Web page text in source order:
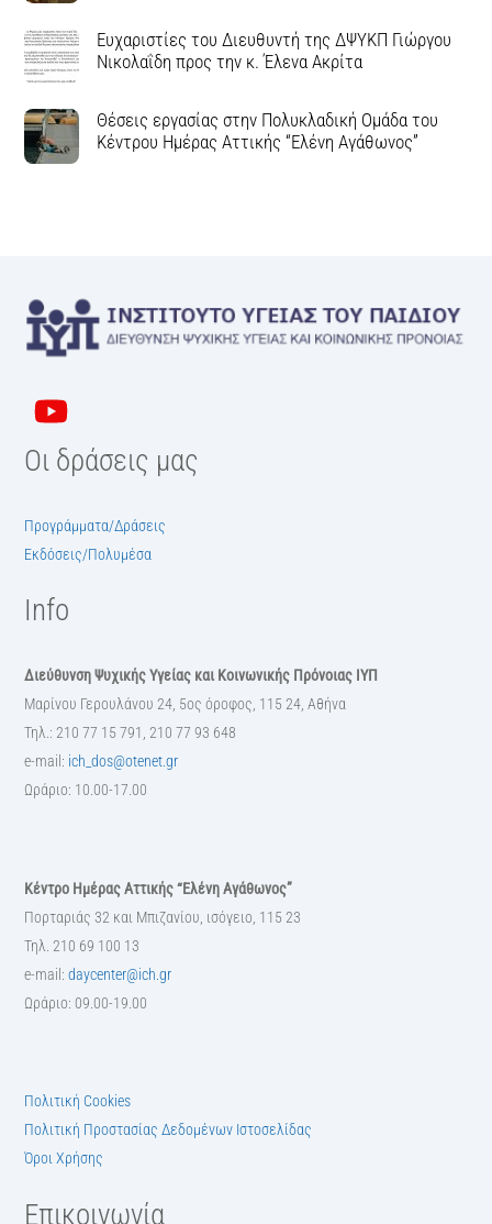
Ευχαριστίες του Διευθυντή της ΔΨΥΚΠ Γιώργου
Νικολαΐδη προς την κ. Έλενα Ακρίτα
Θέσεις εργασίας στην Πολυκλαδική Ομάδα του
Κέντρου Ημέρας Αττικής “Ελένη Αγάθωνος”
Οι δράσεις μας
Προγράμματα/Δράσεις
Εκδόσεις/Πολυμέσα
Info
Διεύθυνση Ψυχικής Υγείας και Κοινωνικής Πρόνοιας ΙΥΠ
Μαρίνου Γερουλάνου 24, 5ος όροφος, 115 24, Αθήνα
Τηλ.: 210 77 15 791, 210 77 93 648
e-mail: ich_dos@otenet.gr
Ωράριο: 10.00-17.00
Κέντρο Ημέρας Αττικής “Ελένη Αγάθωνος”
Πορταριάς 32 και Μπιζανίου, ισόγειο, 115 23
Τηλ. 210 69 100 13
e-mail:daycenter@ich.gr
Ωράριο: 09.00-19.00
Πολιτική Cookies
Πολιτική Προστασίας Δεδομένων Ιστοσελίδας
Όροι Χρήσης
Επικοινωνία